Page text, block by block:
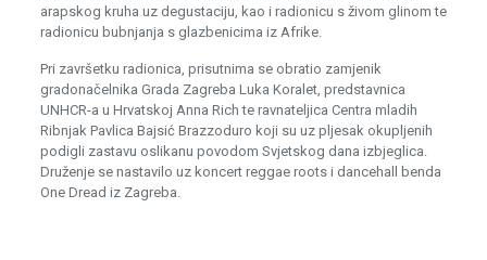
arapskog kruha uz degustaciju, kao i radionicu s živom glinom te
radionicu bubnjanja s glazbenicima iz Afrike.
Pri završetku radionica, prisutnima se obratio zamjenik
gradonačelnika Grada Zagreba Luka Koralet, predstavnica
UNHCR-a u Hrvatskoj Anna Rich te ravnateljica Centra mladih
Ribnjak Pavlica Bajsić Brazzoduro koji su uz pljesak okupljenih
podigli zastavu oslikanu povodom Svjetskog dana izbjeglica.
Druženje se nastavilo uz koncert reggae roots i dancehall benda
One Dread iz Zagreba.